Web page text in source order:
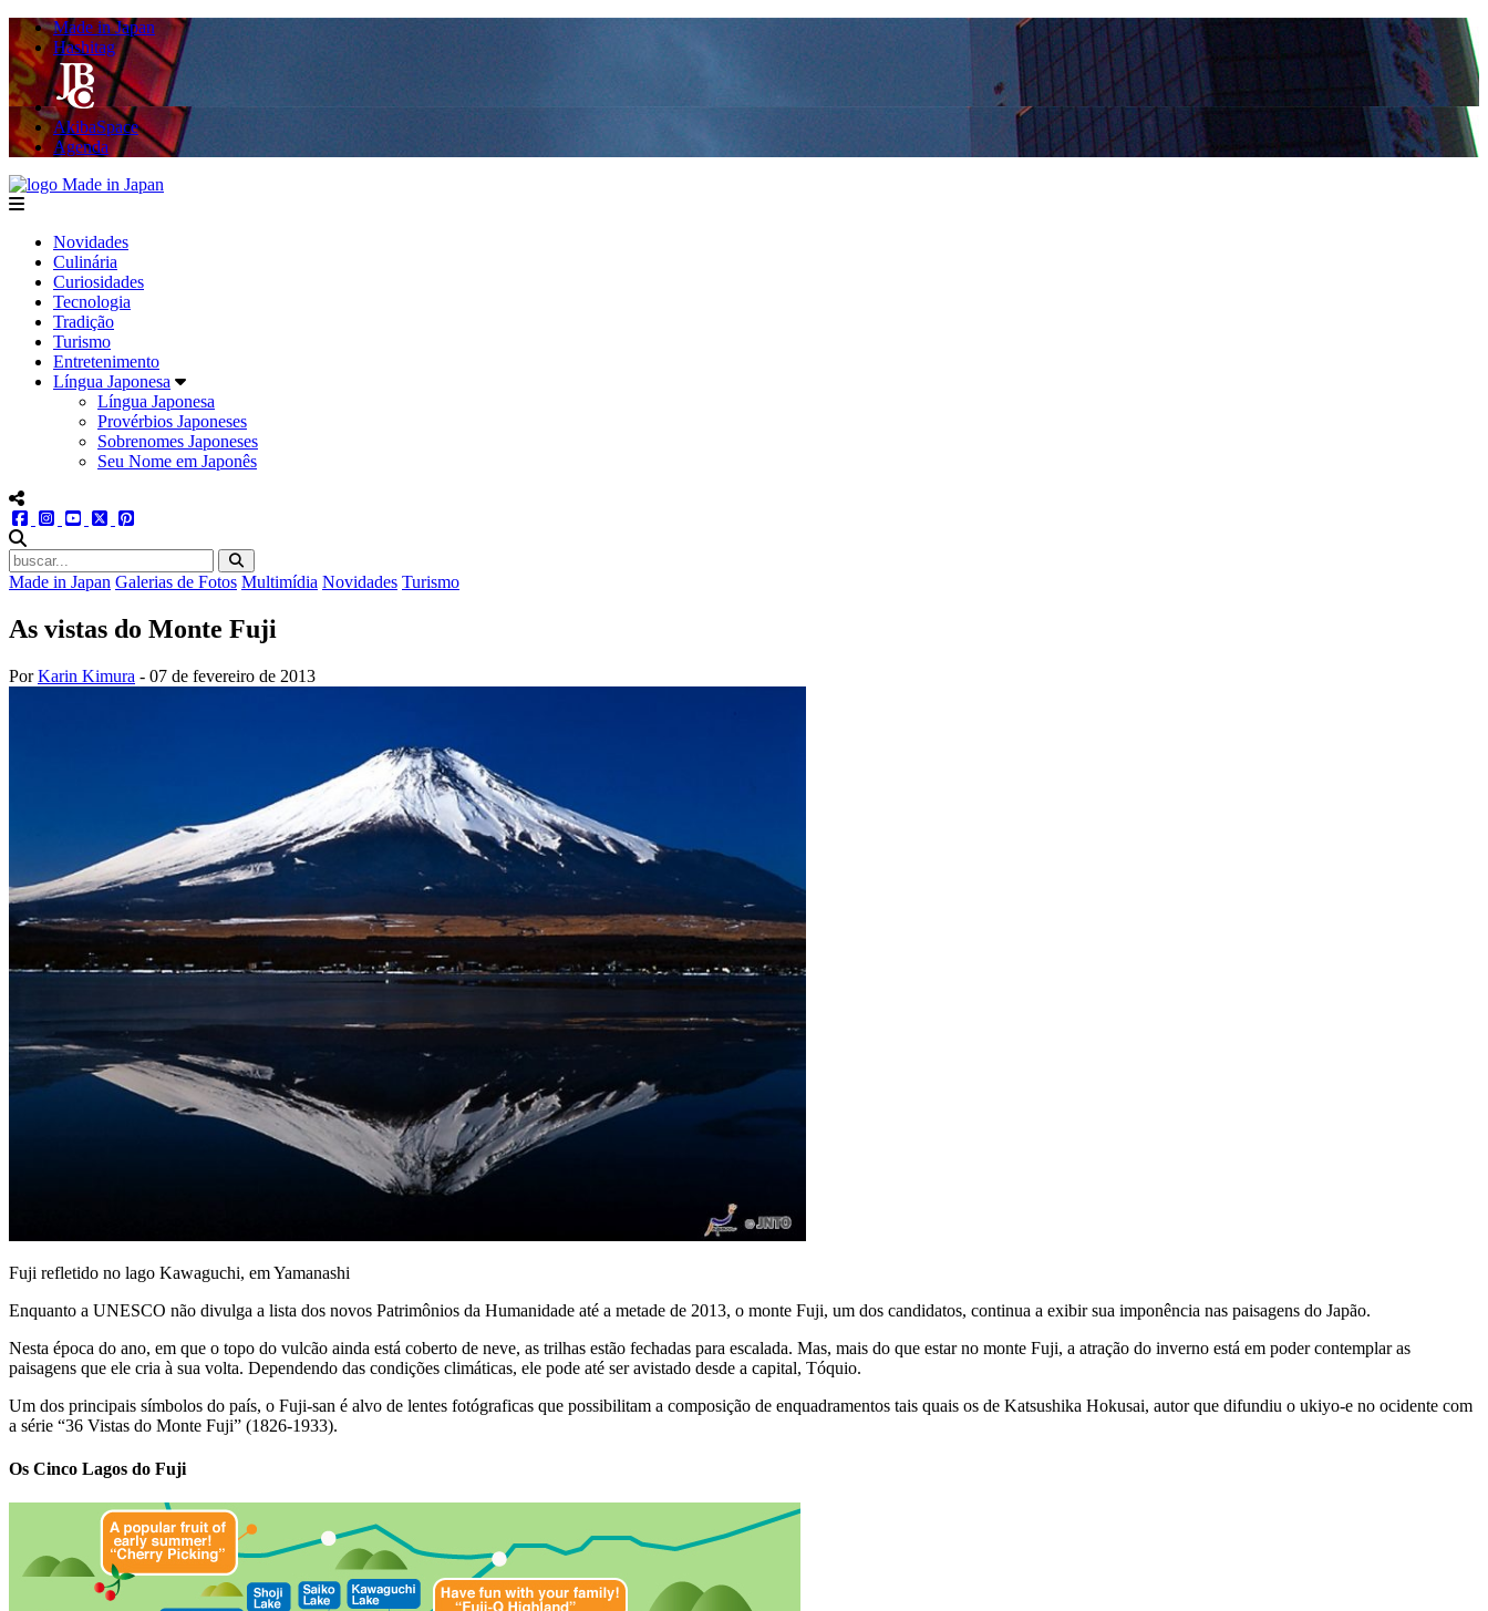
Made in Japan
Hashitag
AkibaSpace
Agenda
menu
Novidades
Culinária
Curiosidades
Tecnologia
Tradição
Turismo
Entretenimento
Língua Japonesa
Língua Japonesa
Provérbios Japoneses
Sobrenomes Japoneses
Seu Nome em Japonês
menu redes social
facebookinstagram
youtube
twitter
Made in Japan Galerias de Fotos Multimídia Novidades Turismo
As vistas do Monte Fuji
PorKarin Kimura - 07 de fevereiro de 2013
Fuji refletido no lago Kawaguchi, em Yamanashi
Enquanto a UNESCO não divulga a lista dos novos Patrimônios da Humanidade até a metade de 2013, o monte Fuji, um dos candidatos, continua a exibir sua imponência nas paisagens do Japão.
Nesta época do ano, em que o topo do vulcão ainda está coberto de neve, as trilhas estão fechadas para escalada. Mas, mais do que estar no monte Fuji, a atração do inverno está em poder contemplar as
paisagens que ele cria à sua volta. Dependendo das condições climáticas, ele pode até ser avistado desde a capital, Tóquio.
Um dos principais símbolos do país, o Fuji-san é alvo de lentes fotógraficas que possibilitam a composição de enquadramentos tais quais os de Katsushika Hokusai, autor que difundiu o ukiyo-e no ocidente com
a série “36 Vistas do Monte Fuji” (1826-1933).
Os Cinco Lagos do Fuji